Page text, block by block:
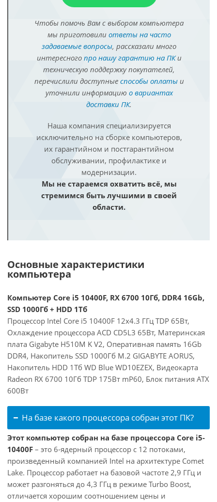
Чтобы помочь Вам с выбором компьютера
мы приготовили ответы на часто
задаваемые вопросы, рассказали много
интересного про нашу гарантию на ПКи
техническую поддержку покупателей,
перечислили доступные способы оплатыи
уточнили информацию о вариантах
доставки ПК.
Наша компания специализируется
исключительно на сборке компьютеров,
их гарантийном и постгарантийном
обслуживании, профилактике и
модернизации.
Мы не стараемся охватить всё, мы
стремимся быть лучшими в своей
области.
Основные характеристики
компьютера
Компьютер Core i5 10400F, RX 6700 10Гб, DDR4 16Gb,
SSD 1000Гб + HDD 1Тб
Процессор Intel Core i5 10400F 12x4.3 ГГц TDP 65Вт,
Охлаждение процессора ACD CD5L3 65Вт, Материнская
плата Gigabyte H510M K V2, Оперативная память 16Gb
DDR4, Накопитель SSD 1000Гб M.2 GIGABYTE AORUS,
Накопитель HDD 1Тб WD Blue WD10EZEX, Видеокарта
Radeon RX 6700 10Гб TDP 175Вт mP60, Блок питания ATX
600Вт
На базе какого процессора собран этот ПК?
Этот компьютер собран на базе процессора Core i5-
10400F – это 6-ядерный процессор с 12 потоками,
произведенный компанией Intel на архитектуре Comet
Lake. Процессор работает на базовой частоте 2,9 ГГц и
может разгоняться до 4,3 ГГц в режиме Turbo Boost,
отличается хорошим соотношением цены и